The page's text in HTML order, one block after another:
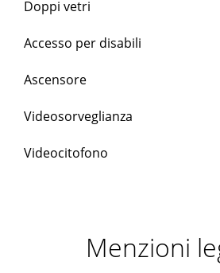
Doppi vetri
Accesso per disabili
Ascensore
Videosorveglianza
Videocitofono
Menzioni